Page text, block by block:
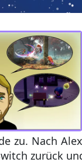
zu. Nach
zurück